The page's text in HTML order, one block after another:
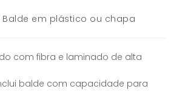
Balde em plástico ou chapa
com fibra e laminado de alta
balde com capacidade para